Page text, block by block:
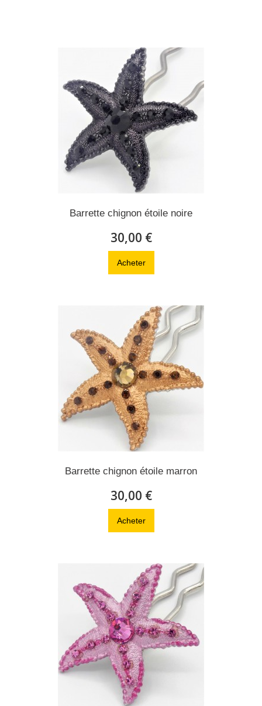
Barrette chignon étoile noire
30,00 €
Acheter
Barrette chignon étoile marron
30,00 €
Acheter